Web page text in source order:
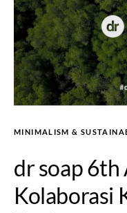
MINIMALISM &
dr soap
Kolaborasi